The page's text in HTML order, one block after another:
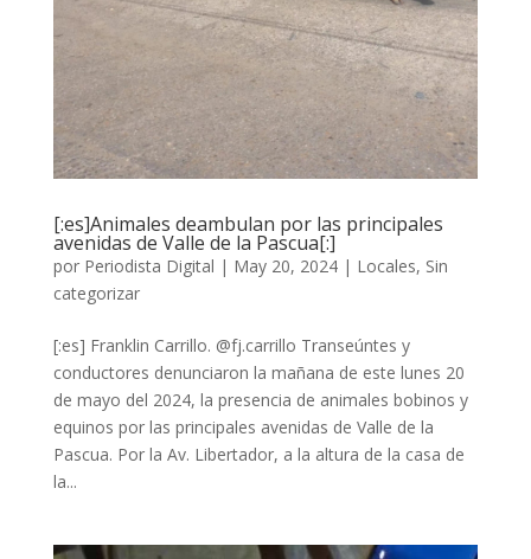
[:es]Animales deambulan por las principales
avenidas de Valle de la Pascua[:]
por Periodista Digital | May 20, 2024| Locales, Sin
categorizar
[:es] Franklin Carrillo. @fj.carrillo Transeúntes y
conductores denunciaron la mañana de este lunes 20
de mayo del 2024, la presencia de animales bobinos y
equinos por las principales avenidas de Valle de la
Pascua. Por la Av. Libertador, a la altura de la casa de
la...